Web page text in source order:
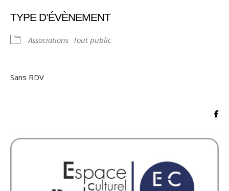
TYPE D’ÉVÈNEMENT
Associations Tout public
Sans RDV